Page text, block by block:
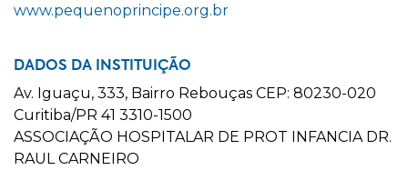
www.pequenoprincipe.org.br
DADOS DA INSTITUIÇÃO
Av. Iguaçu, 333, Bairro Rebouças CEP: 80230-020
Curitiba/PR 41 3310-1500
ASSOCIAÇÃO HOSPITALAR DE PROT INFANCIA DR.
RAUL CARNEIRO